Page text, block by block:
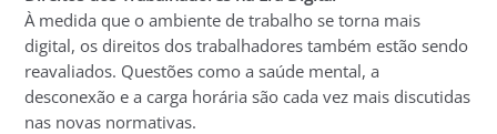
À medida que o ambiente de trabalho se torna mais
digital, os direitos dos trabalhadores também estão sendo
reavaliados. Questões como a saúde mental, a
desconexão e a carga horária são cada vez mais discutidas
nas novas normativas.